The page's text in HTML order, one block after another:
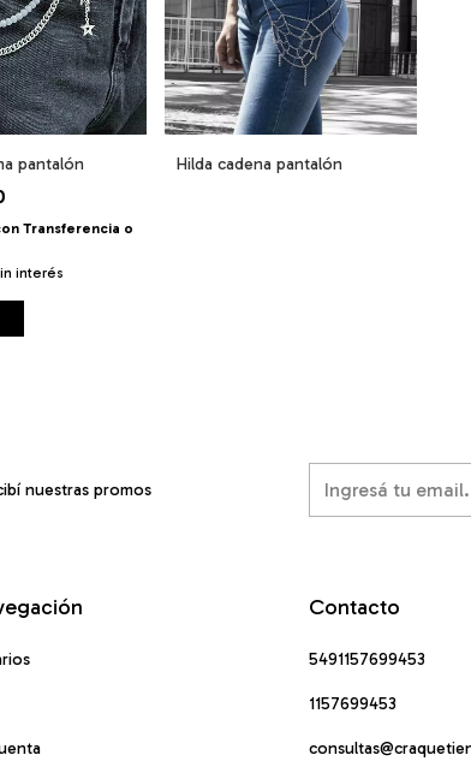
pantalón
Transferencia o
interés
Hilda cadena pantalón
nuestras promos
Contacto
5491157699453
1157699453